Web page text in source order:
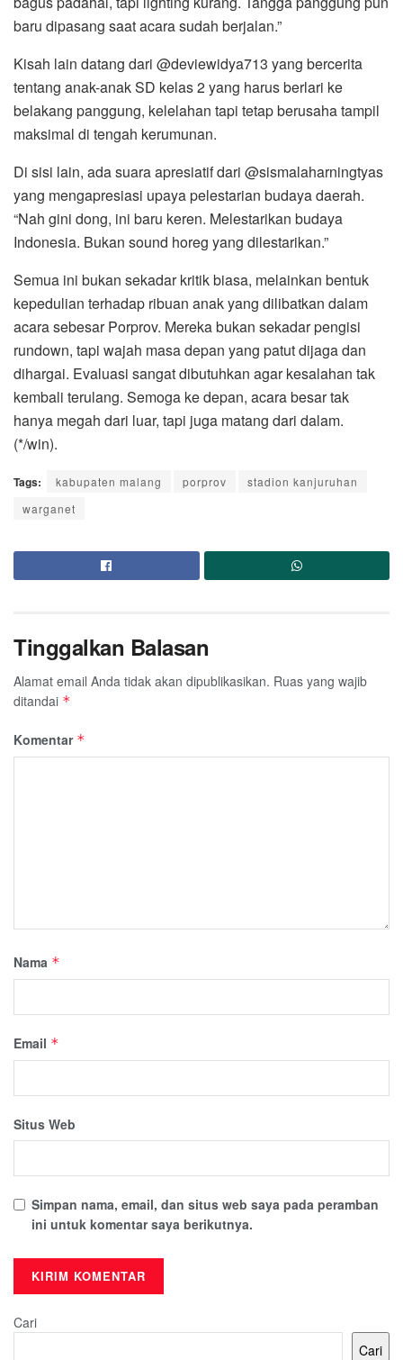
baru dipasang saat acara sudah berjalan.”
Kisah lain datang dari @deviewidya713 yang bercerita
tentang anak-anak SD kelas 2 yang harus berlari ke
belakang panggung, kelelahan tapi tetap berusaha tampil
maksimal di tengah kerumunan.
Di sisi lain, ada suara apresiatif dari @sismalaharningtyas
yang mengapresiasi upaya pelestarian budaya daerah.
“Nah gini dong, ini baru keren. Melestarikan budaya
Indonesia. Bukan sound horeg yang dilestarikan.”
Semua ini bukan sekadar kritik biasa, melainkan bentuk
kepedulian terhadap ribuan anak yang dilibatkan dalam
acara sebesar Porprov. Mereka bukan sekadar pengisi
rundown, tapi wajah masa depan yang patut dijaga dan
dihargai. Evaluasi sangat dibutuhkan agar kesalahan tak
kembali terulang. Semoga ke depan, acara besar tak
hanya megah dari luar, tapi juga matang dari dalam.
(*/win).
Tags: kabupaten malang porprov
stadion kanjuruhan
warganet
Tinggalkan Balasan
Alamat email Anda tidak akan dipublikasikan. Ruas yang wajib
ditandai *
Komentar *
Nama *
Email *
Situs Web
Simpan nama, email, dan situs web saya pada peramban
ini untuk komentar saya berikutnya.
Cari
Cari